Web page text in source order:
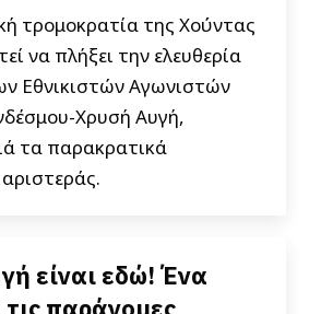
τρομοκρατία της Χούντας
να πλήξει την ελευθερία
Εθνικιστών Αγωνιστών
Χρυσή Αυγή,
τα παρακρατικά
είναι εδώ! Ένα